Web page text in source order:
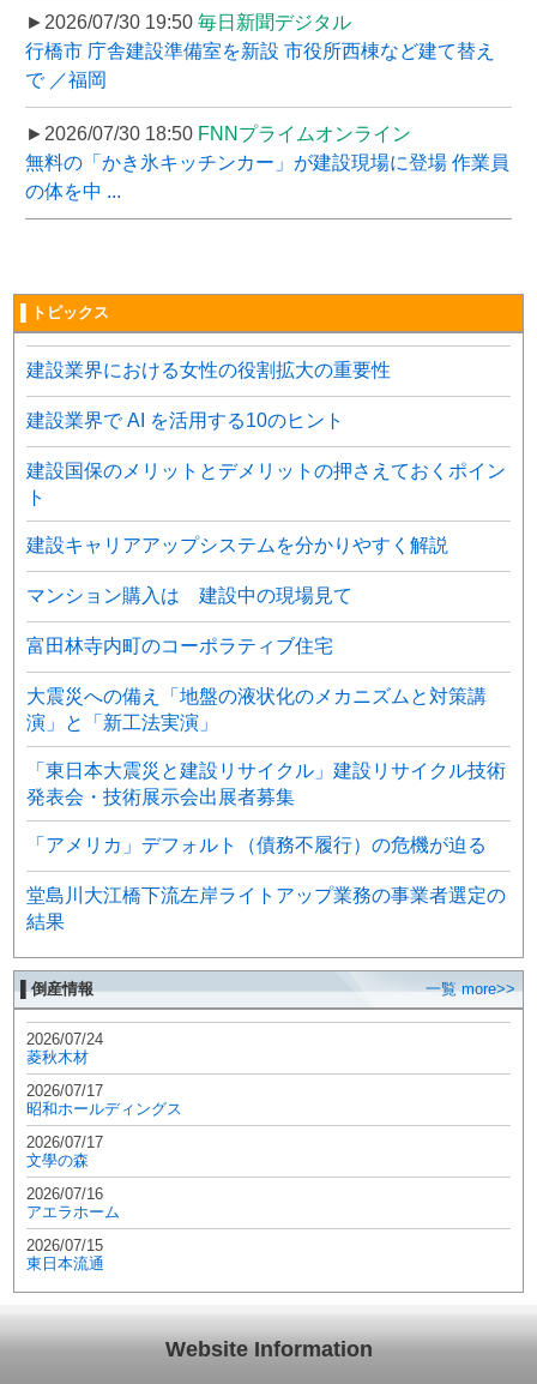
►2026/07/30 19:50 毎日新聞デジタル
行橋市 庁舎建設準備室を新設 市役所西棟など建て替え
で ／福岡
►2026/07/30 18:50 FNNプライムオンライン
無料の「かき氷キッチンカー」が建設現場に登場 作業員
の体を中 ...
▌トピックス
建設業界における女性の役割拡大の重要性
建設業界で AI を活用する10のヒント
建設国保のメリットとデメリットの押さえておくポイン
ト
建設キャリアアップシステムを分かりやすく解説
マンション購入は 建設中の現場見て
富田林寺内町のコーポラティブ住宅
大震災への備え「地盤の液状化のメカニズムと対策講
演」と「新工法実演」
「東日本大震災と建設リサイクル」建設リサイクル技術
発表会・技術展示会出展者募集
「アメリカ」デフォルト（債務不履行）の危機が迫る
堂島川大江橋下流左岸ライトアップ業務の事業者選定の
結果
▌倒産情報 一覧 more>>
2026/07/24
菱秋木材
2026/07/17
昭和ホールディングス
2026/07/17
文學の森
2026/07/16
アエラホーム
2026/07/15
東日本流通
Website Information